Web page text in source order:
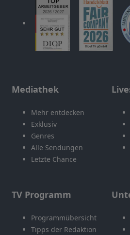
Mediathek
Mehr entdecken
Exklusiv
Genres
Alle Sendungen
Letzte Chance
TV Programm
Programmübersicht
Tipps der Redaktion